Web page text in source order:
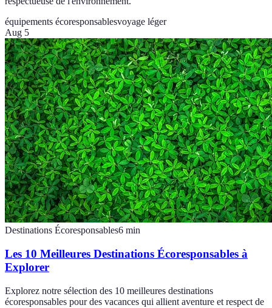
équipements écoresponsablesvoyage léger
Aug 5
Destinations Écoresponsables6 min
Les 10 Meilleures Destinations Écoresponsables à
Explorer
Explorez notre sélection des 10 meilleures destinations
écoresponsables pour des vacances qui allient aventure et respect de